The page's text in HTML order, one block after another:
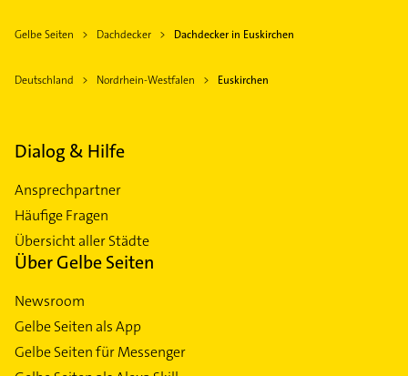
Gelbe Seiten Dachdecker Dachdecker in Euskirchen
Deutschland Nordrhein-Westfalen Euskirchen
Dialog & Hilfe
Ansprechpartner
Häufige Fragen
Übersicht aller Städte
Über Gelbe Seiten
Newsroom
Gelbe Seiten als App
Gelbe Seiten für Messenger